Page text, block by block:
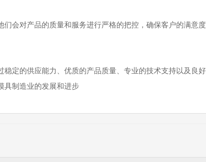
会对产品的质量和服务进行严格的把控，确保客户的满意
定的供应能力、优质的产品质量、专业的技术支持以及良
具制造业的发展和进步